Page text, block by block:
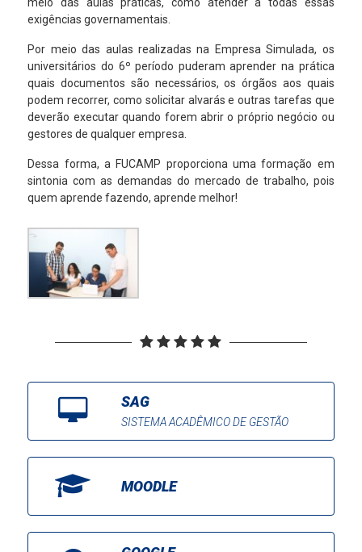
exigências governamentais.
Por meio das aulas realizadas na Empresa Simulada, os
universitários do 6º período puderam aprender na prática
quais documentos são necessários, os órgãos aos quais
podem recorrer, como solicitar alvarás e outras tarefas que
deverão executar quando forem abrir o próprio negócio ou
gestores de qualquer empresa.
Dessa forma, a FUCAMP proporciona uma formação em
sintonia com as demandas do mercado de trabalho, pois
quem aprende fazendo, aprende melhor!
SAG
SISTEMA ACADÊMICO DE GESTÃO
MOODLE